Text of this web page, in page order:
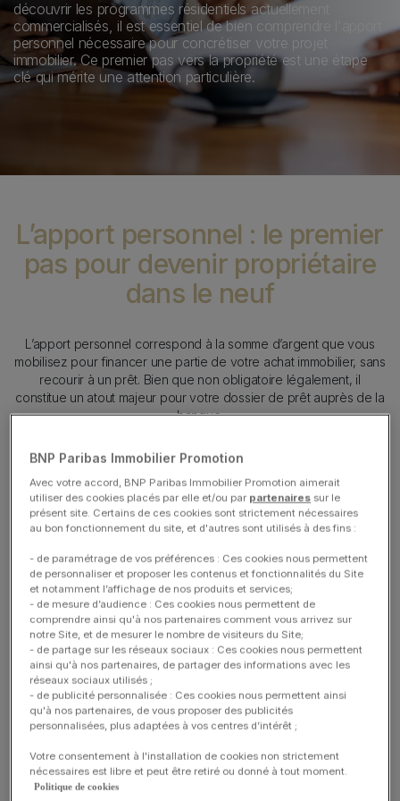
découvrir les programmes résidentiels actuellement
commercialisés, il est essentiel de bien comprendre l'apport
personnel nécessaire pour concrétiser votre projet
immobilier. Ce premier pas vers la propriété est une étape
clé qui mérite une attention particulière.
L’apport personnel : le premier
pas pour devenir propriétaire
dans le neuf
Texte
L’apport personnel correspond à la somme d’argent que vous
mobilisez pour financer une partie de votre achat immobilier, sans
recourir à un prêt. Bien que non obligatoire légalement, il
constitue un atout majeur pour votre dossier de prêt auprès de la
banque.
au moins 10 % à 20% du prix du bien. Par exemple, pour un
000 €. Cette somme permet de couvrir une partie des frais liés à
l’achat. Cependant, pour un achat dans le neuf, ce pourcentage
peut varier en fonction de plusieurs facteurs :
Le prix du logement : Un studio en VEFA (Vente en l’État Futur
d’Achèvement) ne nécessitera pas le même apport qu’une
maison individuelle.
Les frais annexes : Dans le neuf, les frais d’acquisition
(communément appelés « frais de notaire ») sont réduits
(environ 2 à 3 % contre 7 à 8 % dans l’ancien), mais il faut
aussi prévoir les frais de dossier, les assurances et
éventuellement les frais de réservation.
Votre profil emprunteur : Un apport plus conséquent (20 % et
plus) peut être exigé si votre situation financière est jugée
moins stable (CDD, revenus variables, etc.).
Un apport personnel solide démontre votre capacité à épargner
et à gérer vos finances de manière responsable, ce qui est un
critère important pour les établissements bancaires. L’apport
personnel permet de prouver aux établissements bancaires que
BNP Paribas Immobilier Promotion
Avec votre accord, BNP Paribas Immobilier Promotion aimerait
utiliser des cookies placés par elle et/ou par partenaires sur le
présent site. Certains de ces cookies sont strictement nécessaires
au bon fonctionnement du site, et d'autres sont utilisés à des fins :
- de paramétrage de vos préférences : Ces cookies nous permettent
de personnaliser et proposer les contenus et fonctionnalités du Site
et notamment l’affichage de nos produits et services;
- de mesure d’audience : Ces cookies nous permettent de
comprendre ainsi qu'à nos partenaires comment vous arrivez sur
notre Site, et de mesurer le nombre de visiteurs du Site;
- de partage sur les réseaux sociaux : Ces cookies nous permettent
ainsi qu'à nos partenaires, de partager des informations avec les
réseaux sociaux utilisés ;
- de publicité personnalisée : Ces cookies nous permettent ainsi
qu'à nos partenaires, de vous proposer des publicités
personnalisées, plus adaptées à vos centres d’intérêt ;
Votre consentement à l'installation de cookies non strictement
nécessaires est libre et peut être retiré ou donné à tout moment.
Politique de cookies